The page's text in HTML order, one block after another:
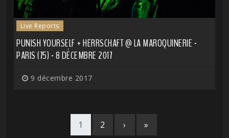
Live Reports
PUNISH YOURSELF + HERRSCHAFT @ LA MAROQUINERIE -
PARIS (75) - 8 DÉCEMBRE 2017
9 décembre 2017
1 2 › »